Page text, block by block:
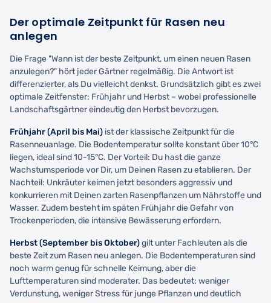
Der optimale Zeitpunkt für Rasen neu
anlegen
Die Frage "Wann ist der beste Zeitpunkt, um einen neuen Rasen
anzulegen?" hört jeder Gärtner regelmäßig. Die Antwort ist
differenzierter, als Du vielleicht denkst. Grundsätzlich gibt es zwei
optimale Zeitfenster: Frühjahr und Herbst – wobei professionelle
Landschaftsgärtner eindeutig den Herbst bevorzugen.
Frühjahr (April bis Mai) ist der klassische Zeitpunkt für die
Rasenneuanlage. Die Bodentemperatur sollte konstant über 10°C
liegen, ideal sind 10-15°C. Der Vorteil: Du hast die ganze
Wachstumsperiode vor Dir, um Deinen Rasen zu etablieren. Der
Nachteil: Unkräuter keimen jetzt besonders aggressiv und
konkurrieren mit Deinen zarten Rasenpflanzen um Nährstoffe und
Wasser. Zudem besteht im späten Frühjahr die Gefahr von
Trockenperioden, die intensive Bewässerung erfordern.
Herbst (September bis Oktober)gilt unter Fachleuten als die
beste Zeit zum Rasen neu anlegen. Die Bodentemperaturen sind
noch warm genug für schnelle Keimung, aber die
Lufttemperaturen sind moderater. Das bedeutet: weniger
Verdunstung, weniger Stress für junge Pflanzen und deutlich